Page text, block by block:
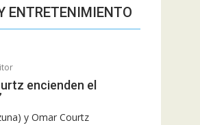
ENTRETENIMIENTO
encienden el
y Omar Courtz